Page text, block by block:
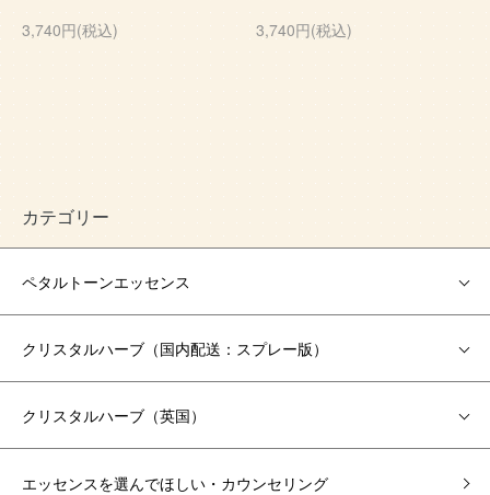
3,740円(税込)
3,740円(税込)
カテゴリー
ペタルトーンエッセンス
クリスタルハーブ（国内配送：スプレー版）
クリスタルハーブ（英国）
エッセンスを選んでほしい・カウンセリング